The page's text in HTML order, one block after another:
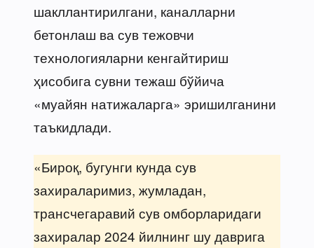
шакллантирилгани, каналларни
бетонлаш ва сув тежовчи
технологияларни кенгайтириш
ҳисобига сувни тежаш бўйича
«муайян натижаларга» эришилганини
таъкидлади.
«Бироқ, бугунги кунда сув
захираларимиз, жумладан,
трансчегаравий сув омборларидаги
захиралар 2024 йилнинг шу даврига